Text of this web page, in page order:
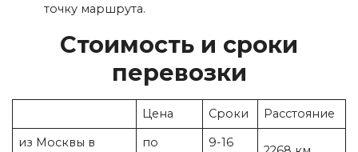
точку маршрута.
Стоимость и сроки
перевозки
Цена Сроки
Расстояние
из Москвы в
по
9-16